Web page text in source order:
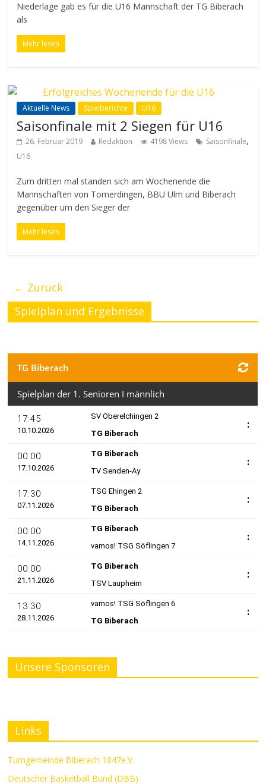
Niederlage gab es für die U16 Mannschaft der TG Biberach
als
Mehr lesen
Aktuelle News Spielberichte U16
Saisonfinale mit 2 Siegen für U16
26. Februar 2019 Redaktion 4198 Views Saisonfinale,
U16
Zum dritten mal standen sich am Wochenende die
Mannschaften von Tomerdingen, BBU Ulm und Biberach
gegenüber um den Sieger der
Mehr lesen
← Zurück
Spielplan und Ergebnisse
Unsere Sponsoren
Links
Turngemeinde Biberach 1847e.V.
Deutscher Basketball Bund (DBB)